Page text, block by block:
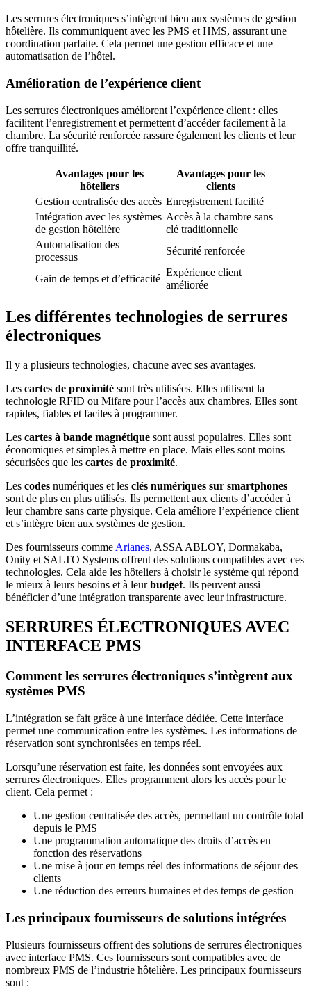
Les serrures électroniques s’intègrent bien aux systèmes de gestion
hôtelière. Ils communiquent avec les PMS et HMS, assurant une
coordination parfaite. Cela permet une gestion efficace et une
automatisation de l’hôtel.
Amélioration de l’expérience client
Les serrures électroniques améliorent l’expérience client : elles
facilitent l’enregistrement et permettent d’accéder facilement à la
chambre. La sécurité renforcée rassure également les clients et leur
offre tranquillité.
Avantages pour les
hôteliers
Avantages pour les
clients
Gestion centralisée des accès Enregistrement facilité
Intégration avec les systèmes
de gestion hôtelière
Accès à la chambre sans
clé traditionnelle
Automatisation des
processus
Sécurité renforcée
Gain de temps et d’efficacité
Expérience client
améliorée
Les différentes technologies de serrures
électroniques
Il y a plusieurs technologies, chacune avec ses avantages.
Les cartes de proximité sont très utilisées. Elles utilisent la
technologie RFID ou Mifare pour l’accès aux chambres. Elles sont
rapides, fiables et faciles à programmer.
Les cartes à bande magnétique sont aussi populaires. Elles sont
économiques et simples à mettre en place. Mais elles sont moins
sécurisées que les cartes de proximité.
Les codes numériques et les clés numériques sur smartphones
sont de plus en plus utilisés. Ils permettent aux clients d’accéder à
leur chambre sans carte physique. Cela améliore l’expérience client
et s’intègre bien aux systèmes de gestion.
Des fournisseurs comme Arianes, ASSA ABLOY, Dormakaba,
Onity et SALTO Systems offrent des solutions compatibles avec ces
technologies. Cela aide les hôteliers à choisir le système qui répond
le mieux à leurs besoins et à leurbudget. Ils peuvent aussi
bénéficier d’une intégration transparente avec leur infrastructure.
SERRURES ÉLECTRONIQUES AVEC
INTERFACE PMS
Comment les serrures électroniques s’intègrent aux
systèmes PMS
L’intégration se fait grâce à une interface dédiée. Cette interface
permet une communication entre les systèmes. Les informations de
réservation sont synchronisées en temps réel.
Lorsqu’une réservation est faite, les données sont envoyées aux
serrures électroniques. Elles programment alors les accès pour le
client. Cela permet :
Une gestion centralisée des accès, permettant un contrôle total
depuis le PMS
Une programmation automatique des droits d’accès en
fonction des réservations
Une mise à jour en temps réel des informations de séjour des
clients
Une réduction des erreurs humaines et des temps de gestion
Les principaux fournisseurs de solutions intégrées
Plusieurs fournisseurs offrent des solutions de serrures électroniques
avec interface PMS. Ces fournisseurs sont compatibles avec de
nombreux PMS de l’industrie hôtelière. Les principaux fournisseurs
sont :